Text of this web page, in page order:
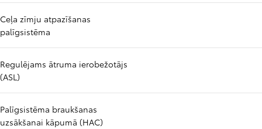
Ceļa zīmju atpazīšanas
palīgsistēma
Regulējams ātruma ierobežotājs
(ASL)
Palīgsistēma braukšanas
uzsākšanai kāpumā (HAC)